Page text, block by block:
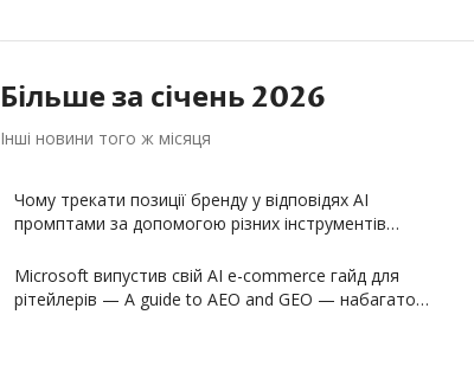
Більше за січень 2026
Інші новини того ж місяця
Чому трекати позиції бренду у відповідях AI
промптами за допомогою різних інструментів
Microsoft випустив свій AI e-commerce гайд для
рітейлерів — A guide to AEO and GEO — набагато…